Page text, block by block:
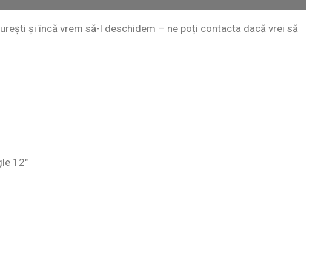
și încă vrem să-l deschidem – ne poți contacta dacă vrei să
12″